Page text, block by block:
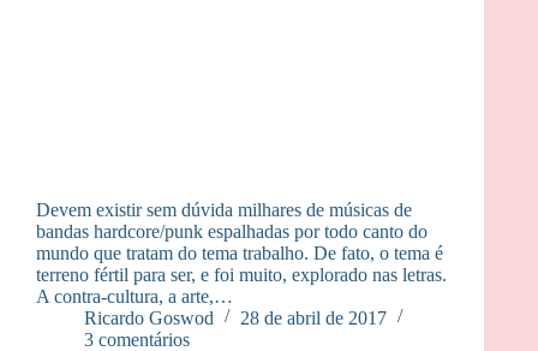
Devem existir sem dúvida milhares de músicas de
bandas hardcore/punk espalhadas por todo canto do
mundo que tratam do tema trabalho. De fato, o tema é
terreno fértil para ser, e foi muito, explorado nas letras.
A contra-cultura, a arte,…
Ricardo Goswod
28 de abril de 2017
3 comentários